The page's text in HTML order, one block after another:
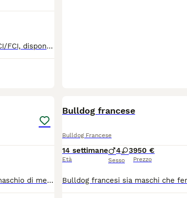
Allevamento amatoriale con affisso riconosciuto ENCI/FCI, dispone di 3 maschietti, nati il 20 giugno 2026. Genitori entarmbi con DNA depositato e test genetici (Patella 0 0, necrosi testa femore negat.): papà Riproduttore Selezionato. Cresciuti in ambiente familiare, abituati al contatto umano e alle principali routines domestiche. I cuccioli verranno ceduti con Pedigree ENCI, iscrizione anagrafe canina reg. Lazio (microchio inoculato), 3 sverminazioni, vaccinazioni allineate all'età, passaggio di proprietà, contratto di cessione e puppy kit. Per ulteriori informazioni, foto /video o per fissare una visita contattateci senza impegno.
Mi chiamo Michel Joseph e sono un cocker spaniel maschio di mesi 4 di vita. Sono stato sverminato vaccinato e iscritto all'anagrafe canina con microchip. Ho anche il pedigree
Bulldog francese
Bulldog Francese
14 settimane
Età
4 3
Sesso
950 €
Prezzo